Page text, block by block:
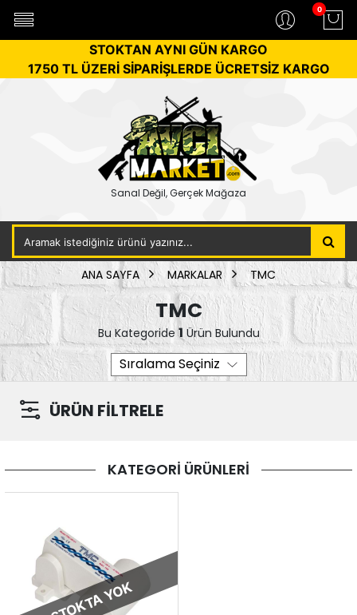
0
STOKTAN AYNI GÜN KARGO
1750 TL ÜZERİ SİPARİŞLERDE ÜCRETSİZ KARGO
Sanal Değil, Gerçek Mağaza
ANA SAYFA MARKALAR TMC
TMC
Bu Kategoride1 Ürün Bulundu
ÜRÜN FİLTRELE
KATEGORİ ÜRÜNLERİ
STOKTA YOK